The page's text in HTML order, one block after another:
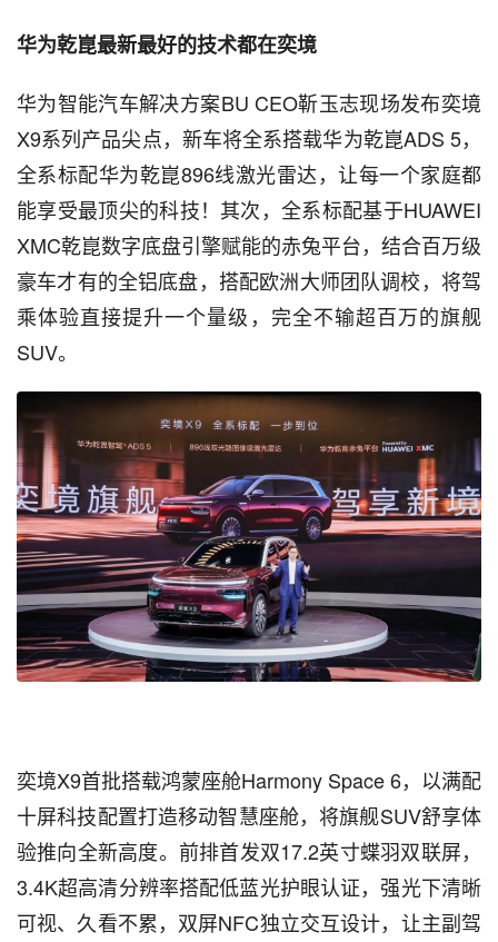
华为乾崑最新最好的技术都在奕境
华为智能汽车解决方案BU CEO靳玉志现场发布奕境
X9系列产品尖点，新车将全系搭载华为乾崑ADS 5，
全系标配华为乾崑896线激光雷达，让每一个家庭都
能享受最顶尖的科技！其次，全系标配基于HUAWEI
XMC乾崑数字底盘引擎赋能的赤兔平台，结合百万级
豪车才有的全铝底盘，搭配欧洲大师团队调校，将驾
乘体验直接提升一个量级，完全不输超百万的旗舰
SUV。
奕境X9首批搭载鸿蒙座舱Harmony Space 6，以满配
十屏科技配置打造移动智慧座舱，将旗舰SUV舒享体
验推向全新高度。前排首发双17.2英寸蝶羽双联屏，
3.4K超高清分辨率搭配低蓝光护眼认证，强光下清晰
可视、久看不累，双屏NFC独立交互设计，让主副驾